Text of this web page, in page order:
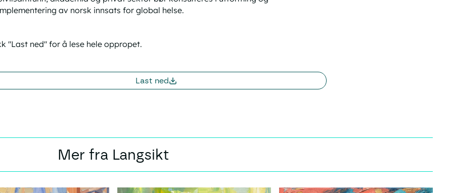
av norsk innsats for global helse.
"Last ned" for å lese hele oppropet.
Last ned
Mer fra Langsikt